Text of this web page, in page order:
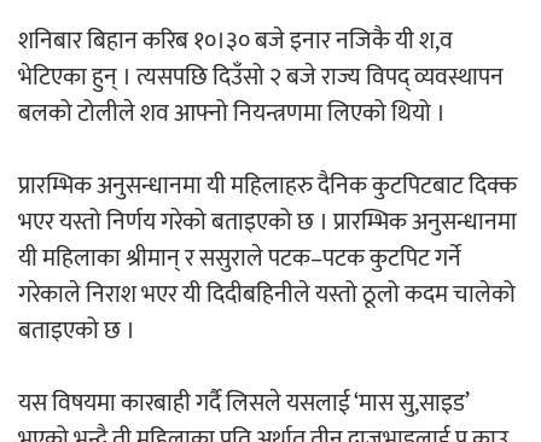
‘दुर्गा’ निर्माण गर्दै सम्राट
सार्वजनिक
शनिबार बिहान करिब १०।३० बजे इनार नजिकै यी श,व
भेटिएका हुन् । त्यसपछि दिउँसो २ बजे राज्य विपद् व्यवस्थापन
बलको टोलीले शव आफ्नो नियन्त्रणमा लिएको थियो ।
प्रारम्भिक अनुसन्धानमा यी महिलाहरु दैनिक कुटपिटबाट दिक्क
भएर यस्तो निर्णय गरेको बताइएको छ । प्रारम्भिक अनुसन्धानमा
यी महिलाका श्रीमान् र ससुराले पटक–पटक कुटपिट गर्ने
गरेकाले निराश भएर यी दिदीबहिनीले यस्तो ठूलो कदम चालेको
बताइएको छ ।
यस विषयमा कारबाही गर्दै लिसले यसलाई ‘मास सु,साइड’